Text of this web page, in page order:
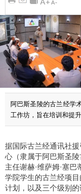
阿巴斯圣陵的古兰经学
工作坊，旨在培训和提
据国际古兰经通讯社
心（隶属于阿巴斯圣
主任谢赫·维萨姆·塞
学院学生的古兰经项
计划，以及三个级别